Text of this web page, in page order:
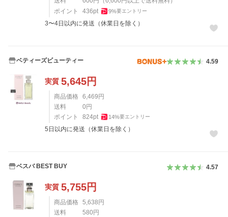
ポイント
436pt 9%要エントリー
3〜4日以内に発送（休業日を除く）
ベティーズビューティー 4.59
実質 5,645円
商品価格 6,469 円
送料
0 円
ポイント
824pt 14%要エントリー
5日以内に発送（休業日を除く）
ベスバ BEST BUY 4.57
実質 5,755円
商品価格 5,638 円
送料
580 円